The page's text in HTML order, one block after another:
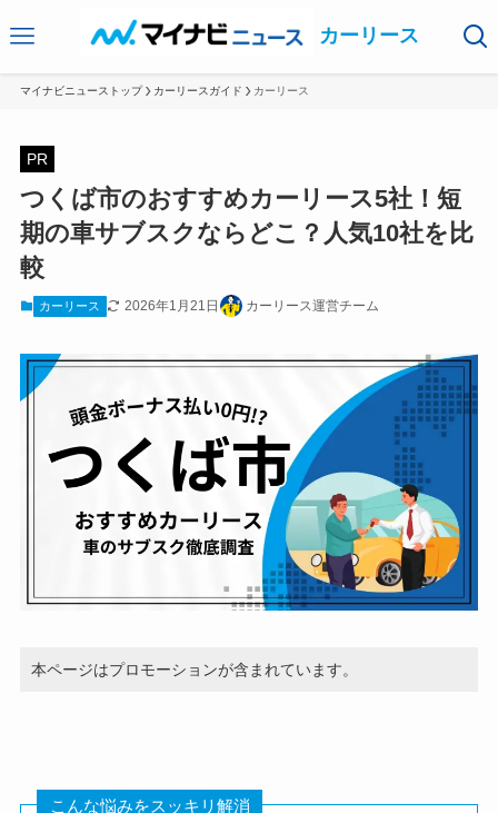
カーリース
マイナビニューストップ カーリースガイド カーリース
PR
つくば市のおすすめカーリース5社！短
期の車サブスクならどこ？人気10社を比
較
カーリース 2026年1月21日 カーリース運営チーム
本ページはプロモーションが含まれています。
こんな悩みをスッキリ解消